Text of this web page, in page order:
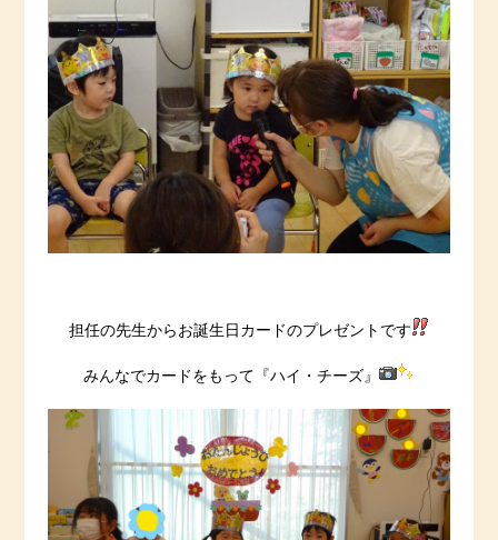
担任の先生からお誕生日カードのプレゼントです
みんなでカードをもって『ハイ・チーズ』